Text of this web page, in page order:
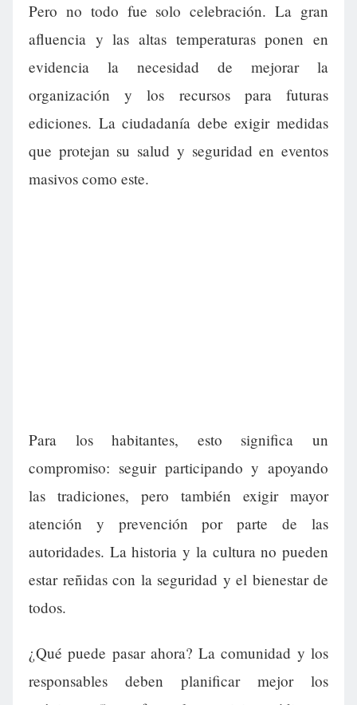
Pero no todo fue solo celebración. La gran
afluencia y las altas temperaturas ponen en
evidencia la necesidad de mejorar la
organización y los recursos para futuras
ediciones. La ciudadanía debe exigir medidas
que protejan su salud y seguridad en eventos
masivos como este.
Para los habitantes, esto significa un
compromiso: seguir participando y apoyando
las tradiciones, pero también exigir mayor
atención y prevención por parte de las
autoridades. La historia y la cultura no pueden
estar reñidas con la seguridad y el bienestar de
todos.
¿Qué puede pasar ahora? La comunidad y los
responsables deben planificar mejor los